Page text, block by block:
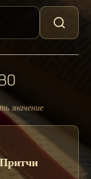
значение
Притчи